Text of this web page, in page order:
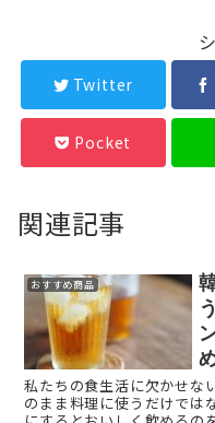
Twitter
Pocket
関連記事
おすすめ商品
私たちの食生活に欠かせな
のまま料理に使うだけでは